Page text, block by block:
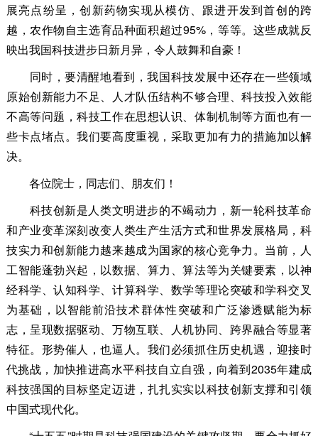
展亮点纷呈，创新药物实现从模仿、跟进开发到首创的跨
越，农作物自主选育品种面积超过95%，等等。这些成就反
映出我国科技进步日新月异，令人鼓舞和自豪！
同时，要清醒地看到，我国科技发展中还存在一些领域
原始创新能力不足、人才队伍结构不够合理、科技投入效能
不高等问题，科技工作在思想认识、体制机制等方面也有一
些卡点堵点。我们要高度重视，采取更加有力的措施加以解
决。
各位院士，同志们、朋友们！
科技创新是人类文明进步的不竭动力，新一轮科技革命
和产业变革深刻改变人类生产生活方式和世界发展格局，科
技实力和创新能力越来越成为国家的核心竞争力。当前，人
工智能蓬勃兴起，以数据、算力、算法等为关键要素，以神
经科学、认知科学、计算科学、数学等理论突破和学科交叉
为基础，以智能前沿技术群体性突破和广泛渗透赋能为标
志，呈现数据驱动、万物互联、人机协同、跨界融合等显著
特征。形势催人，也逼人。我们必须抓住历史机遇，迎接时
代挑战，加快推进高水平科技自立自强，向着到2035年建成
科技强国的目标坚定迈进，扎扎实实以科技创新支撑和引领
中国式现代化。